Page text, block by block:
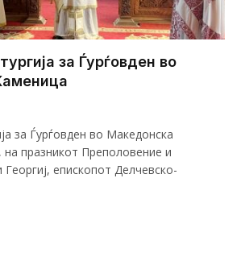
за Ѓурѓовден во
за Ѓурѓовден во Македонска
празникот Преполовение и
епископот Делчевско-